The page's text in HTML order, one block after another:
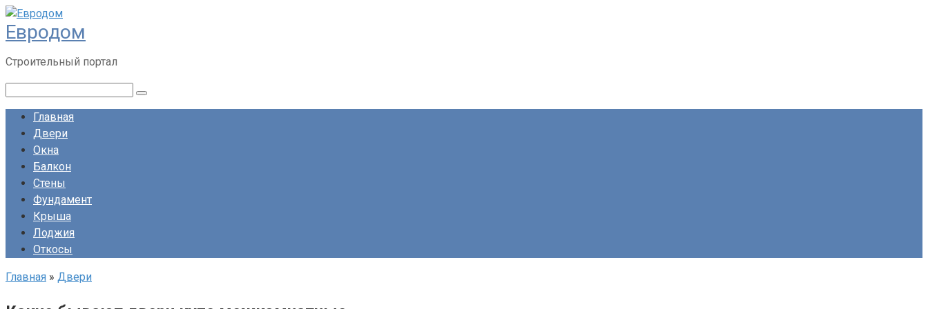
Перейти
к
контенту
Евродом
Строительный портал
Главная
Двери
Окна
Балкон
Стены
Фундамент
Крыша
Лоджия
Откосы
Главная » Двери